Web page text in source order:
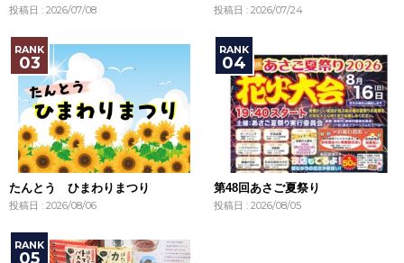
投稿日 : 2026/07/08 投稿日 : 2026/07/24
たんとう ひまわりまつり
投稿日 : 2026/08/06
第48回あさご夏祭り
投稿日 : 2026/08/05